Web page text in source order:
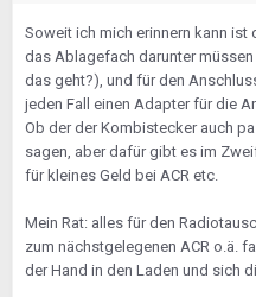
Soweit ich mich erinnern kann ist
das Ablagefach darunter
das geht?), und für den
jeden Fall einen Adapter für die
Ob der der Kombistecker auch
sagen, aber dafür gibt es im
für kleines Geld bei ACR etc.
Mein Rat: alles für den
zum nächstgelegenen ACR o.ä.
der Hand in den Laden und sich